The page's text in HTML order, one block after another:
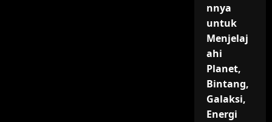
nnya
untuk
Menjelaj
ahi
Planet,
Bintang,
Galaksi,
Energi